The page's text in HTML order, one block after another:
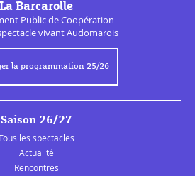
La Barcarolle
Public deCoopération
vivant Audomarois
la programmation 25/26
Saison 26/27
les spectacles
Actualité
Rencontres